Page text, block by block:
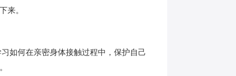
来。
如何在亲密身体接触过程中，保护自己